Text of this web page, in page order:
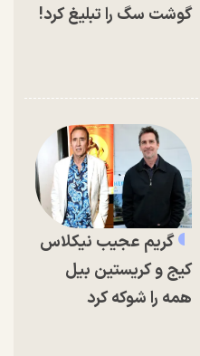
گوشت سگ را تبلیغ کرد!
گریم عجیب نیکلاس
کیج و کریستین بیل
همه را شوکه کرد